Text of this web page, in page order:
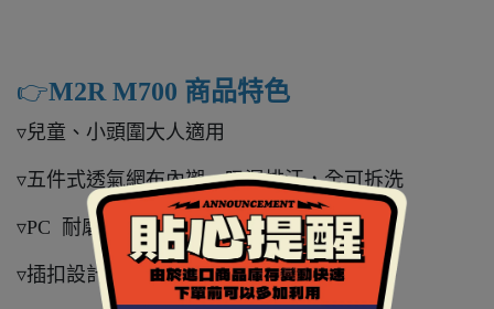
👉️M2R M700 商品特色
▿兒童、小頭圍大人適用
▿五件式透氣網布內襯，吸濕排汗，全可拆洗
▿PC 耐磨抗 UV 鏡片
▿插扣設計，穿戴方便